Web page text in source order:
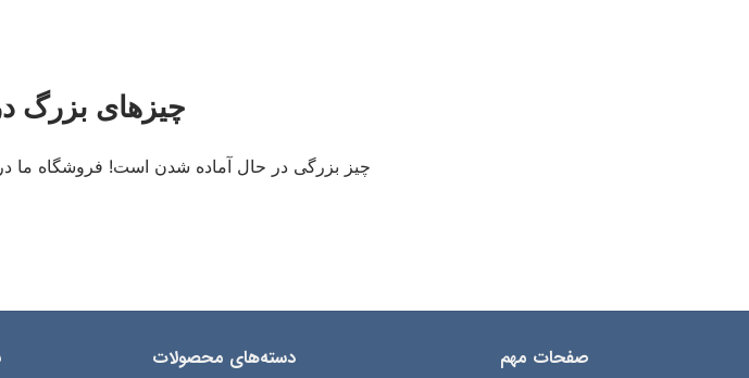
چیزهای بزرگ
چیز بزرگی در حال آماده شدن است! فروشگاه ما
صفحات مهم دسته‌های محصولات